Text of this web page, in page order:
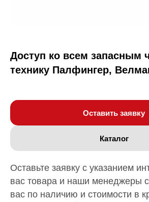
Доступ ко всем запасным
технику Палфингер,
Оставить заявку
Каталог
Оставьте заявку с указанием
вас товара и наши менеджеры
вас по наличию и стоимости в